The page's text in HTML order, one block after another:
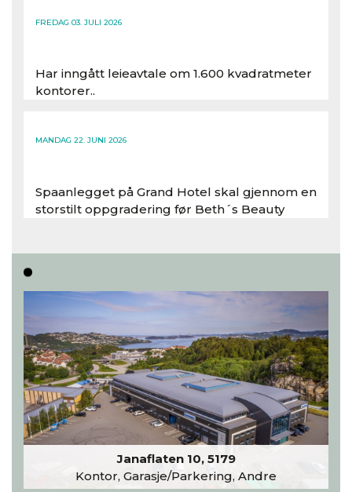
FREDAG 03. JULI 2026
Har inngått leieavtale om 1.600 kvadratmeter
kontorer..
MANDAG 22. JUNI 2026
Spaanlegget på Grand Hotel skal gjennom en
storstilt oppgradering før Beth´s Beauty
Les hele artikkelen
Janaflaten 10, 5179
Kontor, Garasje/Parkering, Andre